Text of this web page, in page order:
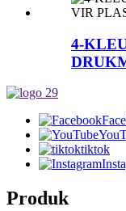
4-
tiktok
Produk